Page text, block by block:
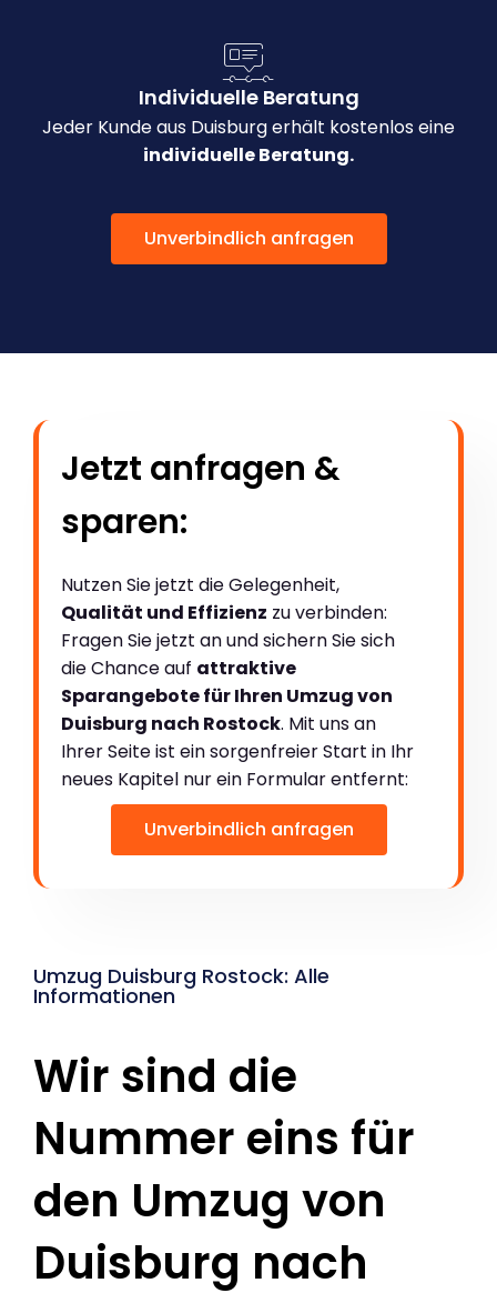
Individuelle Beratung
Jeder Kunde aus Duisburg erhält kostenlos eine
individuelle Beratung.
Unverbindlich anfragen
Jetzt anfragen &
sparen:
Nutzen Sie jetzt die Gelegenheit,
Qualität und Effizienz zu verbinden:
Fragen Sie jetzt an und sichern Sie sich
die Chance auf attraktive
Sparangebote für Ihren Umzug von
Duisburg nach Rostock. Mit uns an
Ihrer Seite ist ein sorgenfreier Start in Ihr
neues Kapitel nur ein Formular entfernt:
Unverbindlich anfragen
Umzug Duisburg Rostock: Alle
Informationen
Wir sind die
Nummer eins für
den Umzug von
Duisburg nach